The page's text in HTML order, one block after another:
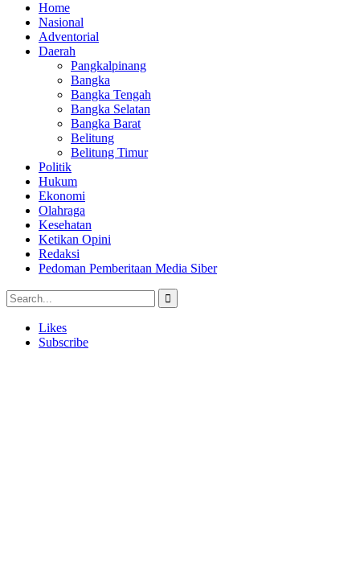
Home
Nasional
Adventorial
Daerah
Pangkalpinang
Bangka
Bangka Tengah
Bangka Selatan
Bangka Barat
Belitung
Belitung Timur
Politik
Hukum
Ekonomi
Olahraga
Kesehatan
Ketikan Opini
Redaksi
Pedoman Pemberitaan Media Siber
Likes
Subscribe